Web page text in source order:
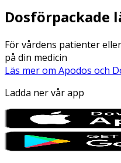
Dosförpackade
För vårdens patienter
på din medicin
Läs mer om Apodos och
Ladda ner vår app